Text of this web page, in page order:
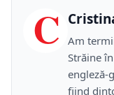
C
Am
Străine
engleză-
fiind